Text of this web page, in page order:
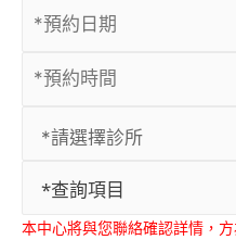
*查詢項目
本中心將與您聯絡確認詳情，